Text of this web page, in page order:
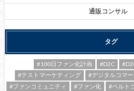
通販コンサル
タグ
#100日ファン化計画 #D2C
#テストマーケティング
#デジタルコマー
#ファンコミュニティ
#ファン化 #ベルト